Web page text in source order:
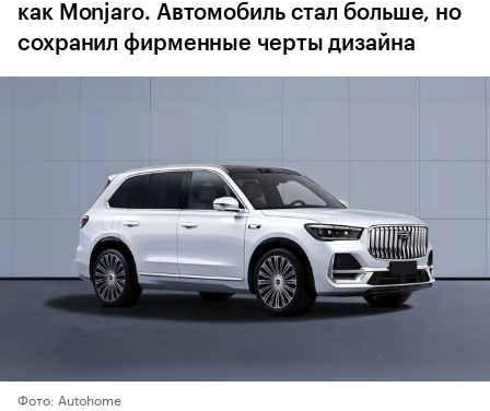
как Monjaro. Автомобиль стал больше, но
сохранил фирменные черты дизайна
Фото: Autohome